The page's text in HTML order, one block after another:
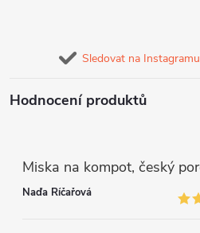
Sledovat na Instagramu
Hodnocení produktů
Naďa Říčařová